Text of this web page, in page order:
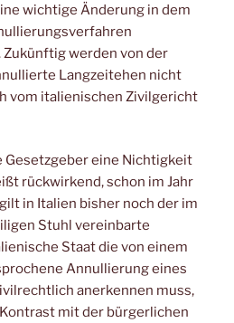
wichtige Änderung in dem
werden von der
Langzeitehen nicht
vom italienischen Zivilgericht
Gesetzgeber eine Nichtigkeit
rückwirkend, schon im Jahr
in Italien bisher noch der im
Stuhl vereinbarte
Staat die von einem
Annullierung eines
anerkennen muss,
mit der bürgerlichen